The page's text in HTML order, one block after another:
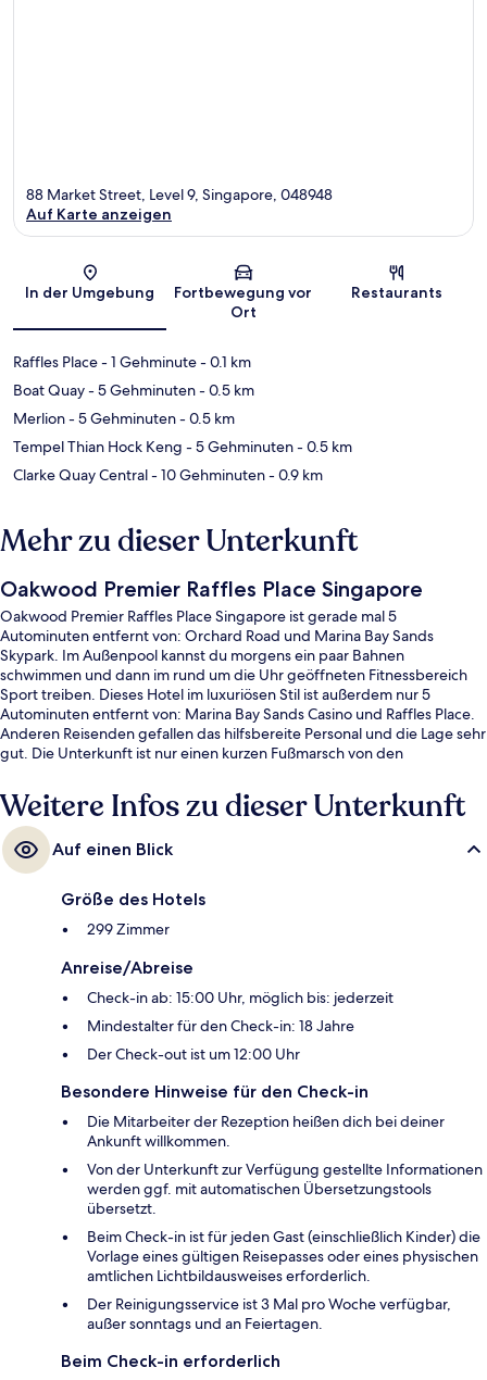
Karte
88 Market Street, Level 9, Singapore, 048948
Auf Karte anzeigen
In der Umgebung
Fortbewegung vor
Ort
Restaurants
Raffles Place- 1 Gehminute- 0.1 km
Boat Quay- 5 Gehminuten- 0.5 km
Merlion- 5 Gehminuten- 0.5 km
Tempel Thian Hock Keng - 5 Gehminuten- 0.5 km
Clarke Quay Central- 10 Gehminuten- 0.9 km
Mehr zu dieser Unterkunft
Oakwood Premier Raffles Place Singapore
Oakwood Premier Raffles Place Singapore ist gerade mal 5
Autominuten entfernt von: Orchard Road und Marina Bay Sands
Skypark. Im Außenpool kannst du morgens ein paar Bahnen
schwimmen und dann im rund um die Uhr geöffneten Fitnessbereich
Sport treiben. Dieses Hotel im luxuriösen Stil ist außerdem nur 5
Autominuten entfernt von: Marina Bay Sands Casino und Raffles Place.
Anderen Reisenden gefallen das hilfsbereite Personal und die Lage sehr
gut. Die Unterkunft ist nur einen kurzen Fußmarsch von den
(U-Bahn-Station Raffles Place) bzw. 5 Minuten (Telok Ayer Station).
Weitere Infos zu dieser Unterkunft
Auf einen Blick
Größe des Hotels
299 Zimmer
Anreise/Abreise
Check-in ab: 15:00 Uhr, möglich bis: jederzeit
Mindestalter für den Check-in: 18 Jahre
Der Check-out ist um 12:00 Uhr
Besondere Hinweise für den Check-in
Die Mitarbeiter der Rezeption heißen dich bei deiner
Ankunft willkommen.
Von der Unterkunft zur Verfügung gestellte Informationen
werden ggf. mit automatischen Übersetzungstools
übersetzt.
Beim Check-in ist für jeden Gast (einschließlich Kinder) die
Vorlage eines gültigen Reisepasses oder eines physischen
amtlichen Lichtbildausweises erforderlich.
Der Reinigungsservice ist 3 Mal pro Woche verfügbar,
außer sonntags und an Feiertagen.
Beim Check-in erforderlich